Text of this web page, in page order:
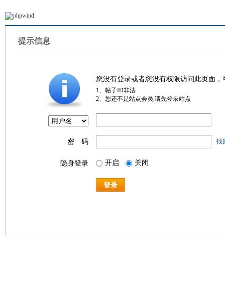
提示信息
您没有登录或者您没有权限访问此页面
1、帖子ID非法
2、您还不是站点会员,请先登录站点
密 码 找
隐身登录 开启 关闭
登录